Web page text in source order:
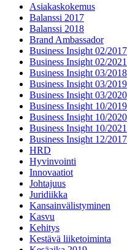
Asiakaskokemus
Balanssi 2017
Balanssi 2018
Brand Ambassador
Business Insight 02/2017
Business Insight 02/2021
Business Insight 03/2018
Business Insight 03/2019
Business Insight 03/2020
Business Insight 10/2019
Business Insight 10/2020
Business Insight 10/2021
Business Insight 12/2017
HRD
Hyvinvointi
Innovaatiot
Johtajuus
Juridiikka
Kansainvälistyminen
Kasvu
Kehitys
Kestävä liiketoiminta